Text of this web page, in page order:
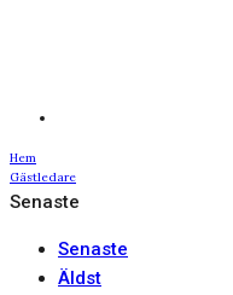
Hem
Gästledare
Senaste
Senaste
Äldst